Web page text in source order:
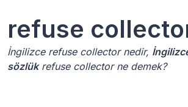
refuse
İngilizce refuse collector nedir,
sözlükrefuse collector ne demek?